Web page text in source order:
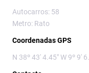
Autocarros: 58
Metro: Rato
Coordenadas GPS
N 38º 43' 4.45" W 9º 9'